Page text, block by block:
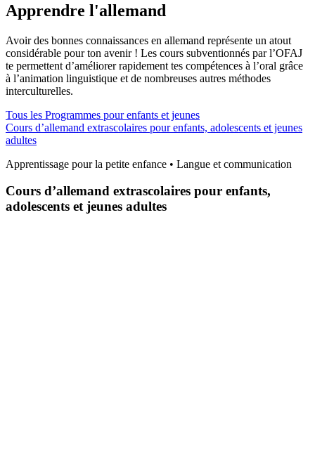
Apprendre l'allemand
Avoir des bonnes connaissances en allemand représente un atout
considérable pour ton avenir ! Les cours subventionnés par l’OFAJ
te permettent d’améliorer rapidement tes compétences à l’oral grâce
à l’animation linguistique et de nombreuses autres méthodes
interculturelles.
Tous les Programmes pour enfants et jeunes
Cours d’allemand extrascolaires pour enfants, adolescents et jeunes
adultes
Apprentissage pour la petite enfance • Langue et communication
Cours d’allemand extrascolaires pour enfants,
adolescents et jeunes adultes